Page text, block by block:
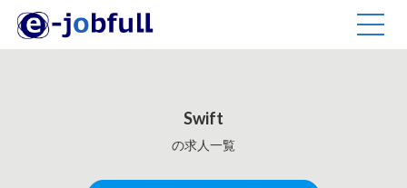
Swift
の求人一覧